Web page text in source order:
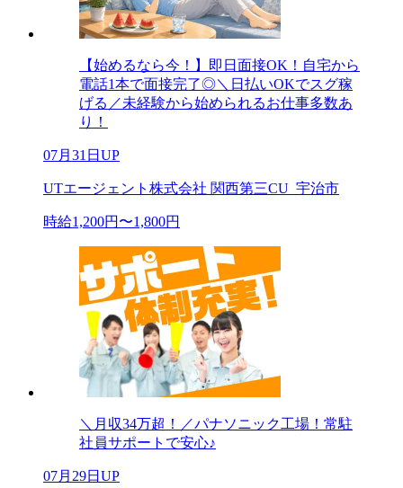
【始めるなら今！】即日面接OK！自宅から
電話1本で面接完了◎＼日払いOKでスグ稼
げる／未経験から始められるお仕事多数あ
り！
07月31日UP
UTエージェント株式会社 関西第三CU_宇治市
時給1,200円〜1,800円
＼月収34万超！／パナソニック工場！常駐
社員サポートで安心♪
07月29日UP